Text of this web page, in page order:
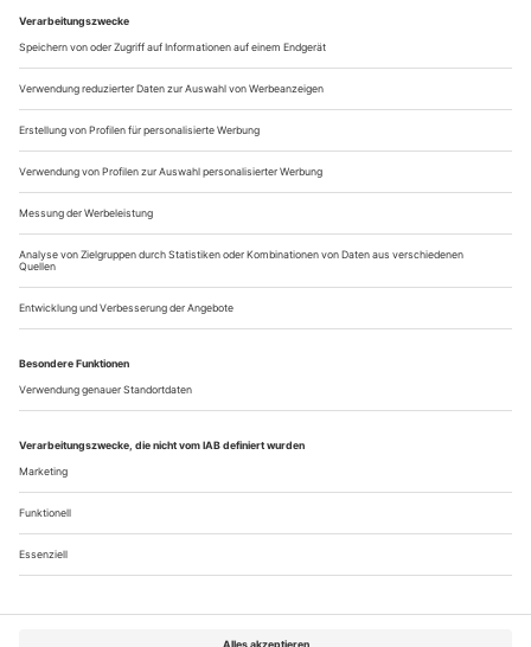
Nationalballetts, des Tramway in Glasgow, von den benötigten
11 Millionen Pfund eine satte Million Pfund (1,18 Mio.
Euro) an Privatspenden aufbringen. So was ist selbst unter
Geizhälsen völlig normal. Damit zeigt der Bürger dem Staat,
dass er sein Ballett auch wirklich will. Durch Spendenaufrufe
im Fernsehen...
Methode: Bartenieff
Die Arbeit der Tänzerin, Choreografin und Tanztherapeutin
Irmgard Bartenieff ist ohne eine große Persönlichkeit des
Tanzes im 20. Jahrhundert nicht vorstellbar: Rudolf von
Laban. Die von der Berlinerin entwickelte Körperarbeit, die
«Bartenieff Fundamentals», basieren auf Labans
bewegungsanalytischen Theorien. Bartenieff, 1900 geboren,
studierte von 1925 bis 1927 in...
Über uns Kontakt Kritikerumfrage Newsletter